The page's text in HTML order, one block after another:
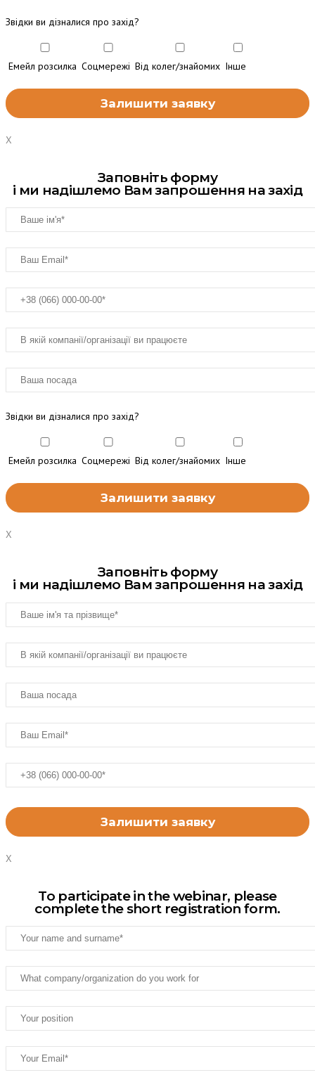
Звідки ви дізналися про захід?
Емейл розсилка Соцмережі Від колег/знайомих Інше
X
Заповніть форму
і ми надішлемо Вам запрошення на захід
Звідки ви дізналися про захід?
Емейл розсилка Соцмережі Від колег/знайомих Інше
X
Заповніть форму
і ми надішлемо Вам запрошення на захід
X
To participate in the webinar, please
complete the short registration form.